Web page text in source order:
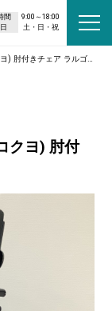
間
9:00～18:00
土・日・祝
きチェア ラルゴ ブラック
クヨ) 肘付